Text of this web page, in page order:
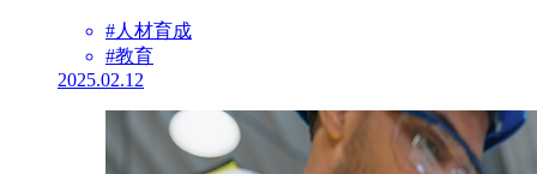
#人材育成
#教育
2025.02.12